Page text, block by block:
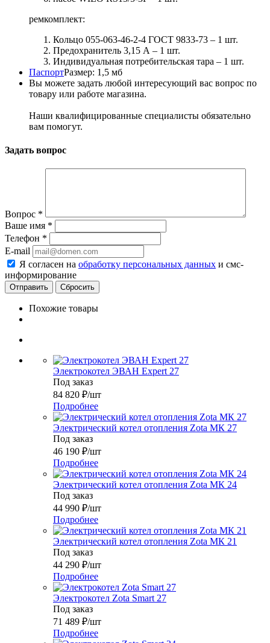
ремкомплект:
Кольцо 055-063-46-2-4 ГОСТ 9833-73 – 1 шт.
Предохранитель 3,15 А – 1 шт.
Индивидуальная потребительская тара – 1 шт.
ПаспортРазмер: 1,5 мб
Вы можете задать любой интересующий вас вопрос по
товару или работе магазина.
Наши квалифицированные специалисты обязательно
вам помогут.
Задать вопрос
Вопрос *
Ваше имя *
Телефон *
E-mail
Я согласен на обработку персональных данных и смс-
информирование
Сбросить
Похожие товары
Электрокотел ЭВАН Expert 27
Под заказ
84 820 ₽/шт
Подробнее
Электрический котел отопления Zota МК 27
Под заказ
46 190 ₽/шт
Подробнее
Электрический котел отопления Zota МК 24
Под заказ
44 990 ₽/шт
Подробнее
Электрический котел отопления Zota МК 21
Под заказ
44 290 ₽/шт
Подробнее
Электрокотел Zota Smart 27
Под заказ
71 489 ₽/шт
Подробнее